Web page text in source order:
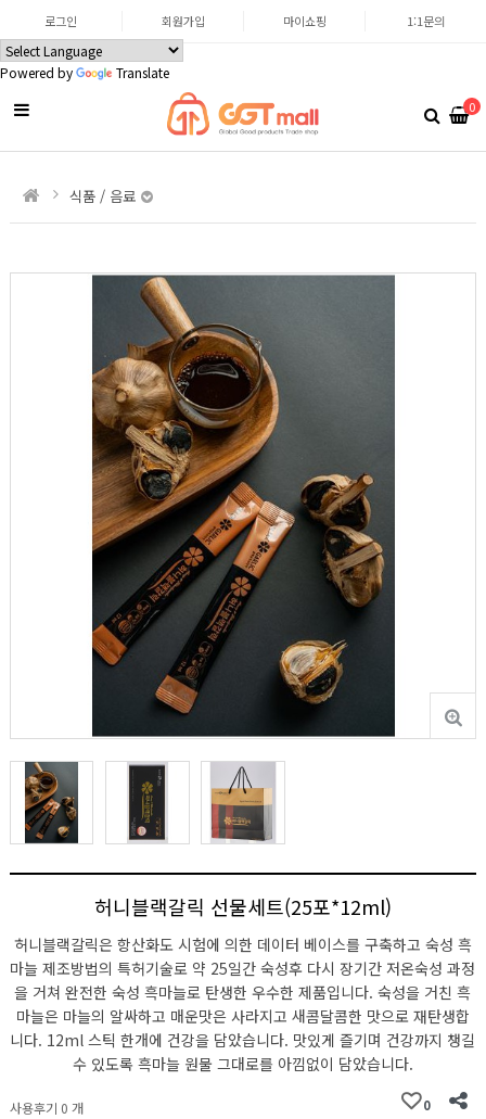
Powered by Translate
로그인 회원가입 마이쇼핑 1:1문의
0
식품 / 음료
허니블랙갈릭 선물세트(25포*12ml)
허니블랙갈릭은 항산화도 시험에 의한 데이터 베이스를 구축하고 숙성 흑
마늘 제조방법의 특허기술로 약 25일간 숙성후 다시 장기간 저온숙성 과정
을 거쳐 완전한 숙성 흑마늘로 탄생한 우수한 제품입니다. 숙성을 거친 흑
마늘은 마늘의 알싸하고 매운맛은 사라지고 새콤달콤한 맛으로 재탄생합
니다. 12ml 스틱 한개에 건강을 담았습니다. 맛있게 즐기며 건강까지 챙길
수 있도록 흑마늘 원물 그대로를 아낌없이 담았습니다.
사용후기 0 개 0